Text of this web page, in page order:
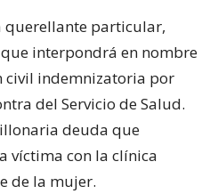
querellante particular,
que interpondrá en nombre
civil indemnizatoria por
del Servicio de Salud.
deuda que
víctima con la clínica
de la mujer.